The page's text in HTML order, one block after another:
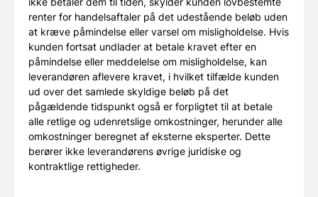
renter for handelsaftaler på det udestående beløb uden
at kræve påmindelse eller varsel om misligholdelse. Hvis
kunden fortsat undlader at betale kravet efter en
påmindelse eller meddelelse om misligholdelse, kan
leverandøren aflevere kravet, i hvilket tilfælde kunden
ud over det samlede skyldige beløb på det
pågældende tidspunkt også er forpligtet til at betale
alle retlige og udenretslige omkostninger, herunder alle
omkostninger beregnet af eksterne eksperter. Dette
berører ikke leverandørens øvrige juridiske og
kontraktlige rettigheder.